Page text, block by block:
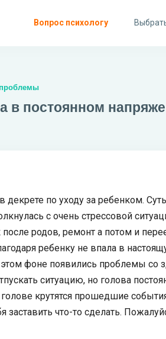
Вопрос психологу
в постоянном
декрете по уходу за ребенком.
с очень стрессовой
после родов, ремонт а потом и
ребенку не впала в
фоне появились проблемы
ситуацию, но голова
крутятся прошедшие
заставить что-то сделать.